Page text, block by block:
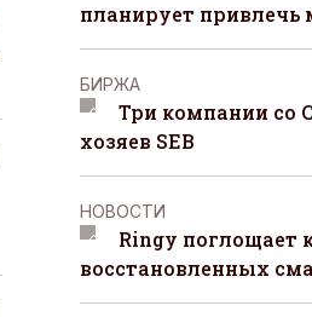
планирует
БИРЖА
Три компании со
хозяев SEB
НОВОСТИ
Ringy поглощает
восстановленных